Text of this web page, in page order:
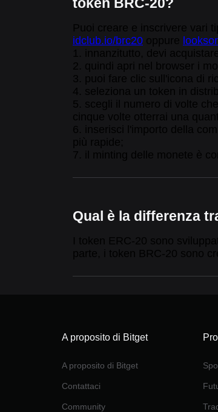
idclub.io/brc20
Qual è la differenza
A proposito di Bitget
A proposito di Bitget
Contattaci
Community